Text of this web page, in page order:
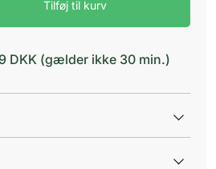
Tilføj til kurv
DKK (gælder ikke 30 min.)